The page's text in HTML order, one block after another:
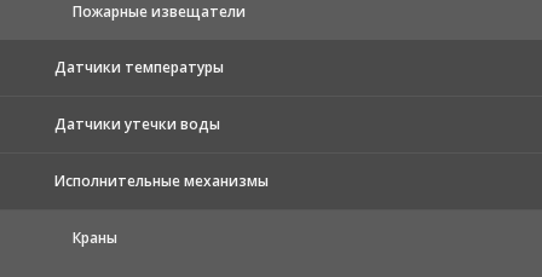
Пожарные извещатели
Датчики температуры
Датчики утечки воды
Исполнительные механизмы
Краны